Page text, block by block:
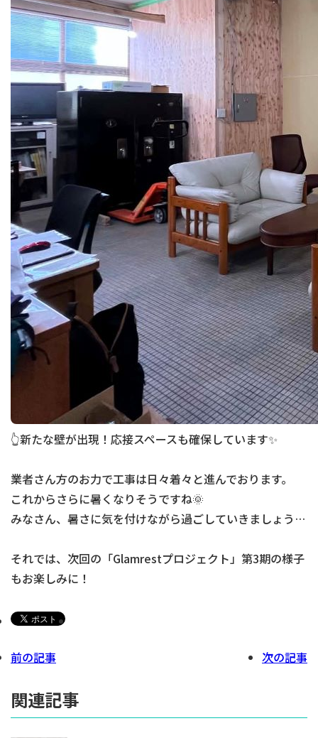
👆新たな壁が出現！応接スペースも確保しています✨
業者さん方のお力で工事は日々着々と進んでおります。
これからさらに暑くなりそうですね🌞
みなさん、暑さに気を付けながら過ごしていきましょう…
それでは、次回の「Glamrestプロジェクト」第3期の様子
もお楽しみに！
前の記事 次の記事
関連記事